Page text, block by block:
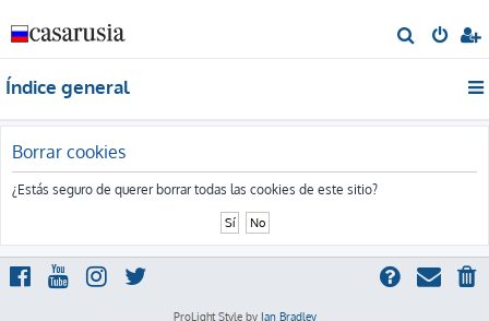
u
Índice general
Borrar cookies
¿Estás seguro de querer borrar todas las cookies de este sitio?
ProLight Style by Ian Bradley